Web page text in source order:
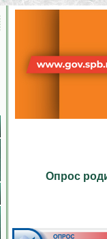
Опрос